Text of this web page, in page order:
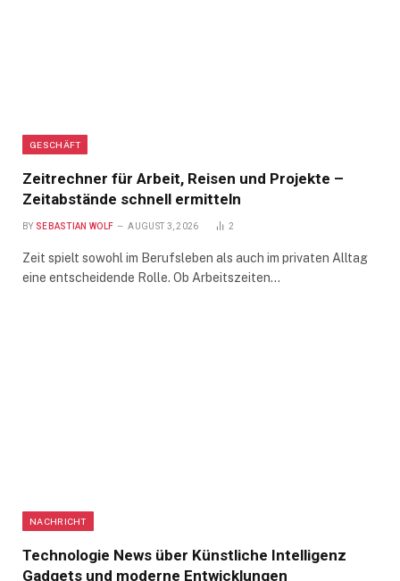
GESCHÄFT
Zeitrechner für Arbeit, Reisen und Projekte –
Zeitabstände schnell ermitteln
BY SEBASTIAN WOLF AUGUST 3, 2026 2
Zeit spielt sowohl im Berufsleben als auch im privaten Alltag
eine entscheidende Rolle. Ob Arbeitszeiten…
NACHRICHT
Technologie News über Künstliche Intelligenz
Gadgets und moderne Entwicklungen